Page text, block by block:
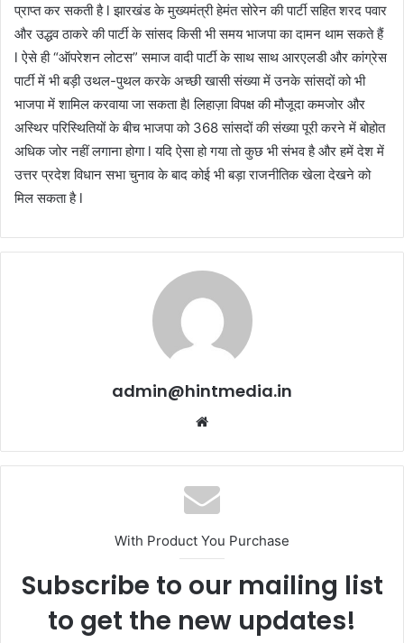
प्राप्त कर सकती है l झारखंड के मुख्यमंत्री हेमंत सोरेन की पार्टी सहित शरद पवार
और उद्धव ठाकरे की पार्टी के सांसद किसी भी समय भाजपा का दामन थाम सकते हैं
l ऐसे ही “ऑपरेशन लोटस” समाज वादी पार्टी के साथ साथ आरएलडी और कांग्रेस
पार्टी में भी बड़ी उथल-पुथल करके अच्छी खासी संख्या में उनके सांसदों को भी
भाजपा में शामिल करवाया जा सकता हैl लिहाज़ा विपक्ष की मौजूदा कमजोर और
अस्थिर परिस्थितियों के बीच भाजपा को 368 सांसदों की संख्या पूरी करने में बोहोत
अधिक जोर नहीं लगाना होगा l यदि ऐसा हो गया तो कुछ भी संभव है और हमें देश में
उत्तर प्रदेश विधान सभा चुनाव के बाद कोई भी बड़ा राजनीतिक खेला देखने को
मिल सकता है l
admin@hintmedia.in
With Product You Purchase
Subscribe to our mailing list
to get the new updates!